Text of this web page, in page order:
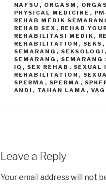
NAFSU , ORGASM ,
PHYSICAL MEDICINE ,
REHAB MEDIK
REHAB SEX , REHAB
REHABILITASI MEDIK ,
REHABILITATION , SEKS ,
SEMARANG , SEKSOLOGI ,
SEMARANG , SEMARANG
IQ , SEX REHAB , SEXUAL
REHABILITATION ,
SPERMA , SPERMA ,
ANDI , TAHAN LAMA ,
Leave a Reply
Your email address will not